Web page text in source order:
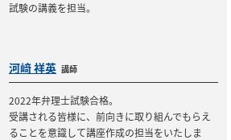
試験の講義を担当。
河﨑 祥英 講師
2022年弁理士試験合格。
受講される皆様に、前向きに取り組んでもらえ
ることを意識して講座作成の担当をいたしま